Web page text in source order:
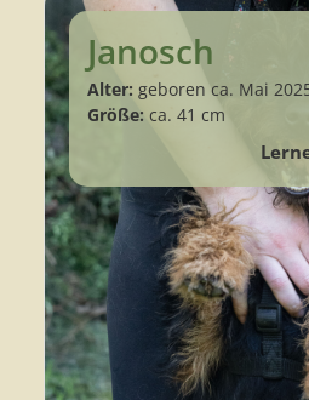
Janosch
Alter: geboren ca. Mai
Größe:ca. 41 cm